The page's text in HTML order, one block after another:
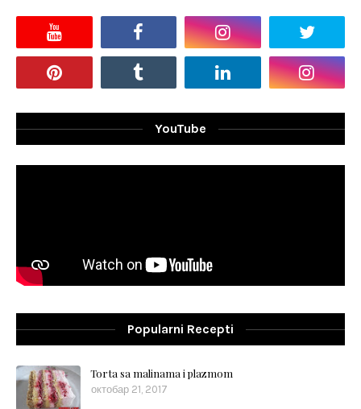
YouTube
Popularni Recepti
Torta sa malinama i plazmom
октобар 21, 2017